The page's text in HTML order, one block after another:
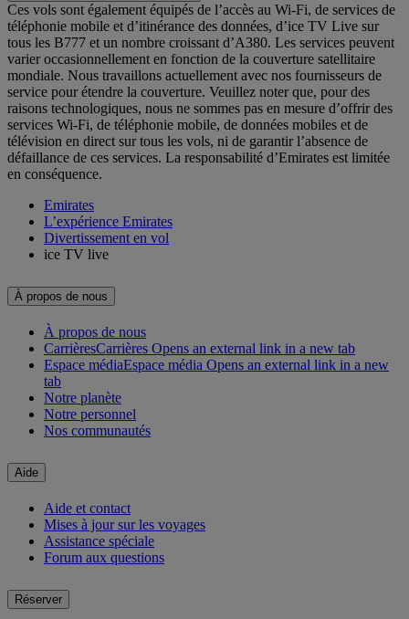
Ces vols sont également équipés de l’accès au Wi-Fi, de services de
téléphonie mobile et d’itinérance des données, d’ice TV Live sur
tous les B777 et un nombre croissant d’A380. Les services peuvent
varier occasionnellement en fonction de la couverture satellitaire
mondiale. Nous travaillons actuellement avec nos fournisseurs de
service pour étendre la couverture. Veuillez noter que, pour des
raisons technologiques, nous ne sommes pas en mesure d’offrir des
services Wi-Fi, de téléphonie mobile, de données mobiles et de
télévision en direct sur tous les vols, ni de garantir l’absence de
défaillance de ces services. La responsabilité d’Emirates est limitée
en conséquence.
Emirates
L’expérience Emirates
Divertissement en vol
ice TV live
À propos de nous
À propos de nous
CarrièresCarrières Opens an external link in a new tab
Espace médiaEspace média Opens an external link in a new
tab
Notre planète
Notre personnel
Nos communautés
Aide
Aide et contact
Mises à jour sur les voyages
Assistance spéciale
Forum aux questions
Réserver